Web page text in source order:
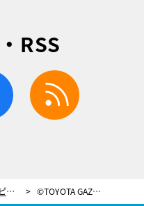
RSS
facebook
「彼こそカピタン」トヨタに初勝利もたらした中嶋一貴とアロンソの関係【ル・マン24時間】 ©TOYOTA GAZOO Racing